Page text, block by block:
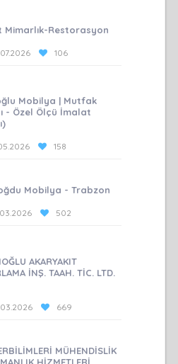
Mimarlık-Restorasyon
106
Mobilya | Mutfak
- Özel Ölçü İmalat
158
Mobilya - Trabzon
502
AKARYAKIT
İNŞ. TAAH. TİC. LTD.
669
MÜHENDİSLİK